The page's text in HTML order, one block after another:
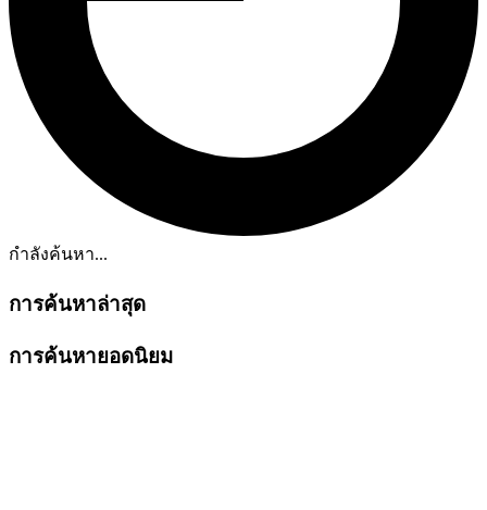
กำลังค้นหา...
การค้นหาล่าสุด
การค้นหายอดนิยม